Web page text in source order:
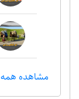
مشاهده همه